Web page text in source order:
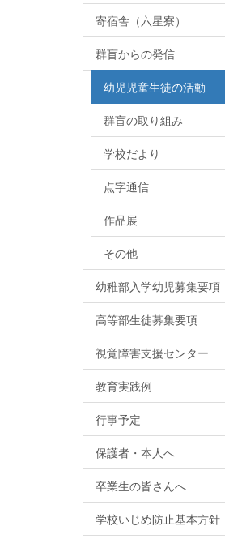
寄宿舎（六星寮）
群盲からの発信
幼児児童生徒の活動
群盲の取り組み
学校だより
点字通信
作品展
その他
幼稚部入学幼児募集要項
高等部生徒募集要項
視覚障害支援センター
教育実践例
行事予定
保護者・本人へ
卒業生の皆さんへ
学校いじめ防止基本方針